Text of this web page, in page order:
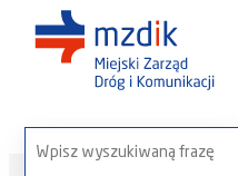
wyszukaj na stronie: